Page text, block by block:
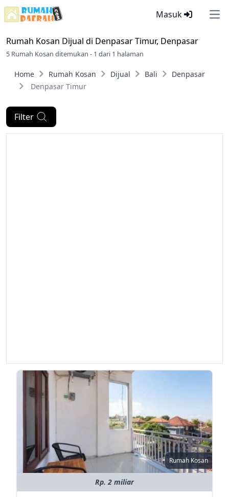
Masuk
Rumah Kosan Dijual di Denpasar Timur, Denpasar
5 Rumah Kosan ditemukan - 1 dari 1 halaman
Home Rumah Kosan Dijual Bali
Denpasar
Denpasar Timur
Filter
Rumah Kosan
Rp. 2 miliar